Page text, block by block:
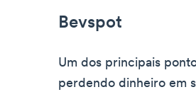
Bevspot
Um dos principais
perdendo dinheiro em